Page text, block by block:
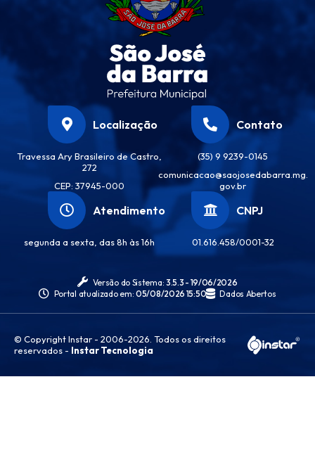
Localização
Travessa Ary Brasileiro de Castro,
272
CEP: 37945-000
Contato
(35) 9 9239-0145
comunicacao@saojosedabarra.mg.
gov.br
Atendimento
segunda a sexta, das 8h às 16h
CNPJ
01.616.458/0001-32
Versão do Sistema: 3.5.3 - 19/06/2026
Portal atualizado em:05/08/2026 15:50 Dados Abertos
© Copyright Instar - 2006-2026. Todos os direitos
reservados - Instar Tecnologia